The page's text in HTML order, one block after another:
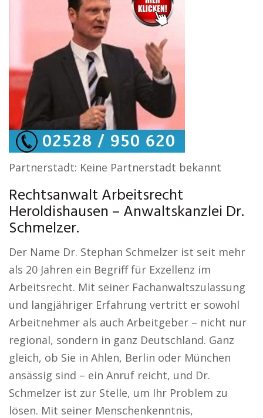
Partnerstadt: Keine Partnerstadt bekannt
Rechtsanwalt Arbeitsrecht
Heroldishausen – Anwaltskanzlei Dr.
Schmelzer.
Der Name Dr. Stephan Schmelzer ist seit mehr
als 20 Jahren ein Begriff für Exzellenz im
Arbeitsrecht. Mit seiner Fachanwaltszulassung
und langjähriger Erfahrung vertritt er sowohl
Arbeitnehmer als auch Arbeitgeber – nicht nur
regional, sondern in ganz Deutschland. Ganz
gleich, ob Sie in Ahlen, Berlin oder München
ansässig sind – ein Anruf reicht, und Dr.
Schmelzer ist zur Stelle, um Ihr Problem zu
lösen. Mit seiner Menschenkenntnis,